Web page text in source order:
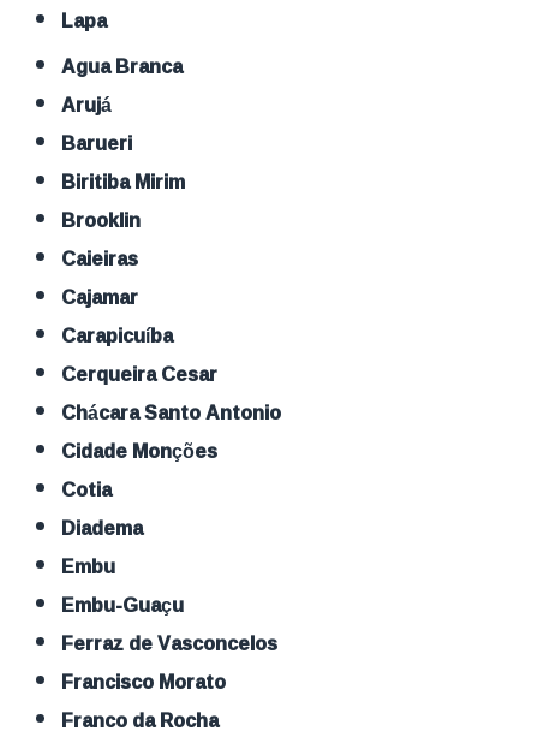
Lapa
Agua Branca
Arujá
Barueri
Biritiba Mirim
Brooklin
Caieiras
Cajamar
Carapicuíba
Cerqueira Cesar
Chácara Santo Antonio
Cidade Monções
Cotia
Diadema
Embu
Embu-Guaçu
Ferraz de Vasconcelos
Francisco Morato
Franco da Rocha